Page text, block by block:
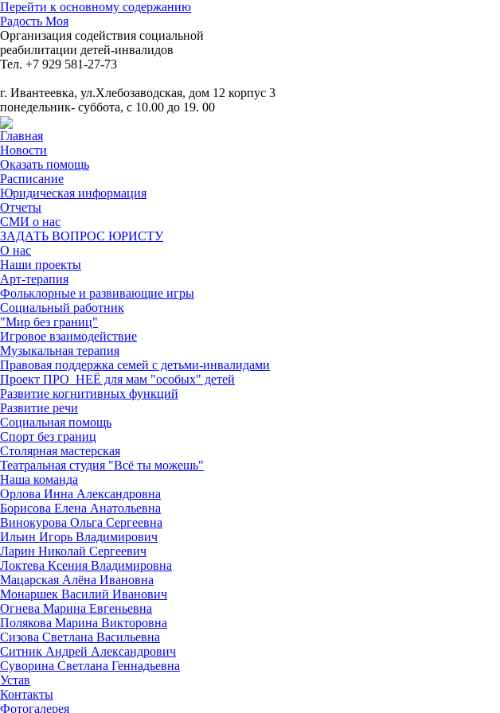
Перейти к основному содержанию
Радость Моя
Организация содействия социальной
реабилитации детей-инвалидов
Тел. +7 929 581-27-73
г. Ивантеевка, ул.Хлебозаводская, дом 12 корпус 3
понедельник- суббота, с 10.00 до 19. 00
Главная
Новости
Оказать помощь
Расписание
Юридическая информация
Отчеты
СМИ о нас
ЗАДАТЬ ВОПРОС ЮРИСТУ
О нас
Наши проекты
Арт-терапия
Фольклорные и развивающие игры
Социальный работник
"Мир без границ"
Игровое взаимодействие
Музыкальная терапия
Правовая поддержка семей с детьми-инвалидами
Проект ПРО_НЕЁ для мам "особых" детей
Развитие когнитивных функций
Развитие речи
Социальная помощь
Спорт без границ
Столярная мастерская
Театральная студия "Всё ты можешь"
Наша команда
Орлова Инна Александровна
Борисова Елена Анатольевна
Винокурова Ольга Сергеевна
Ильин Игорь Владимирович
Ларин Николай Сергеевич
Локтева Ксения Владимировна
Мацарская Алёна Ивановна
Монаршек Василий Иванович
Огнева Марина Евгеньевна
Полякова Марина Викторовна
Сизова Светлана Васильевна
Ситник Андрей Александрович
Суворина Светлана Геннадьевна
Устав
Контакты
Фотогалерея